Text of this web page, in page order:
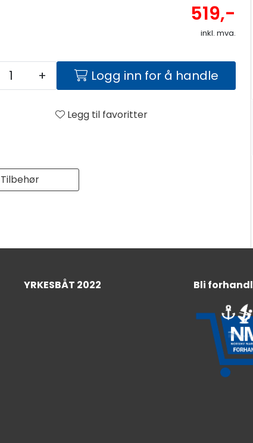
Tilbehør
519,-
inkl. mva.
+ Logg inn for å handle
Legg til favoritter
YRKESBÅT 2022 Bli